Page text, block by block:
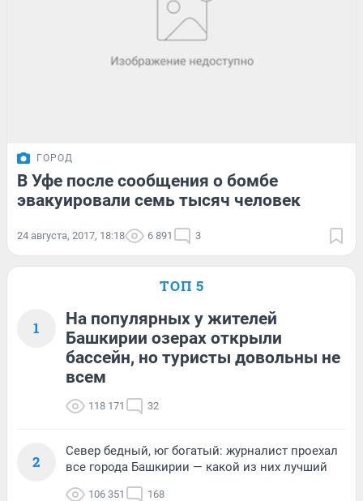
ГОРОД
В Уфе после сообщения о бомбе
эвакуировали семь тысяч человек
24 августа, 2017, 18:18 6 891 3
ТОП 5
1
На популярных у жителей
Башкирии озерах открыли
бассейн, но туристы довольны не
всем
118 171 32
2
Север бедный, юг богатый: журналист проехал
все города Башкирии — какой из них лучший
106 351 168